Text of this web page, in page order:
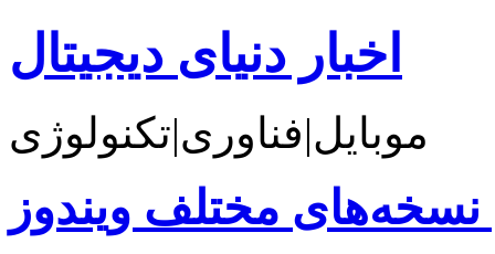
اخبار دنیای دیجیتال
موبایل|فناوری|تکنولوژی
مختلف ویندوز